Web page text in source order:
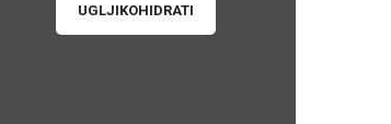
UGLJIKOHIDRATI